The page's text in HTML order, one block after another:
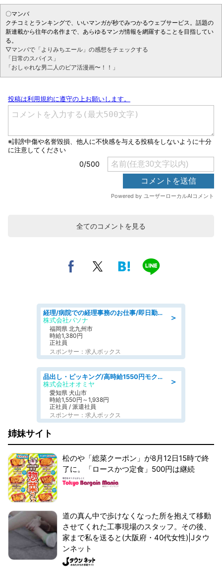
〇マンバ
クチコミとランキングで、いいマンガが秒でみつかるウェブサービス。話題の
新連載から往年の名作まで、あらゆるマンガ情報を網羅することを目指してい
る。
▽マンバで「よりみちエール」の感想をチェックする
「日常のスパイス」
「おしゃれな男二人のビア活漫画〜！！」
全てのコメントを見る
＞
経理/病院での経理事務のお仕事/即日勤務可/車通勤可/経理/一般事務
株式会社パソナ
福岡県 北九州市
時給1,380円
正社員
スポンサー：求人ボックス
＞
品出し・ピッキング/高時給1550円モクモクと指示書通りに仕分け・品出し
株式会社オオミヤ
愛知県 犬山市
時給1,550円～1,938円
正社員 / 派遣社員
スポンサー：求人ボックス
姉妹サイト
松のや「総菜クーポン」が8月12日15時で終
了に。「ロースかつ定食」500円は継続
道の真ん中で歩けなくなった所を抱えて移動
させてくれた工事現場のスタッフ。その後、
家まで私を送ると(大阪府・40代女性)|Jタウ
ンネット